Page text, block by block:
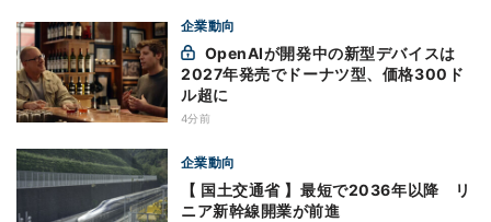
企業動向
2027年発売でドーナツ型、価格300ド
ル超に
4分前
企業動向
【 国土交通省 】最短で2036年以降 リ
ニア新幹線開業が前進